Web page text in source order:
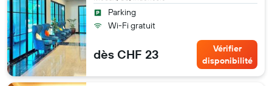
Parking
Wi-Fi gratuit
dès CHF 23
Vérifier
disponibilité